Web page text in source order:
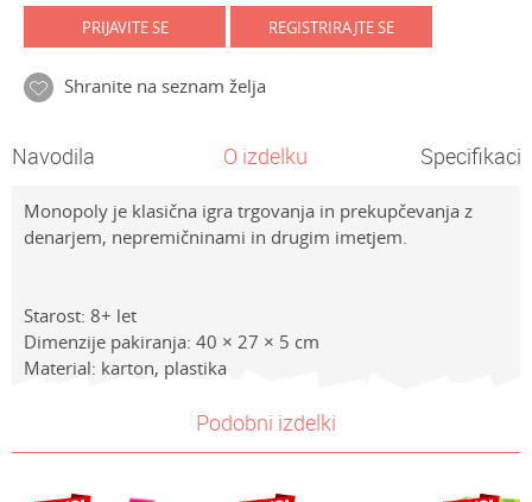
PRIJAVITE SE REGISTRIRAJTE SE
Shranite na seznam želja
Navodila O izdelku
Monopoly je klasična igra trgovanja in prekupčevanja z
denarjem, nepremičninami in drugim imetjem.
Starost: 8+ let
Dimenzije pakiranja: 40 × 27 × 5 cm
Material: karton, plastika
Družabne igre
Prenesi navodila za uporabo
Podobni izdelki